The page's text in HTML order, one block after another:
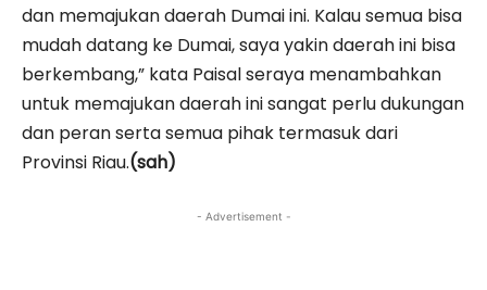
dan memajukan daerah Dumai ini. Kalau semua bisa
mudah datang ke Dumai, saya yakin daerah ini bisa
berkembang,” kata Paisal seraya menambahkan
untuk memajukan daerah ini sangat perlu dukungan
dan peran serta semua pihak termasuk dari
Provinsi Riau.(sah)
- Advertisement -